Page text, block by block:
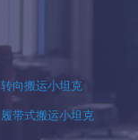
转向搬运小坦克
履带式搬运小坦克